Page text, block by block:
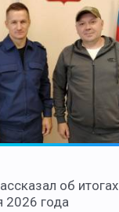
об итогах
2026 года